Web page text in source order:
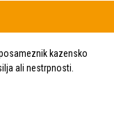
kazensko
ali nestrpnosti.